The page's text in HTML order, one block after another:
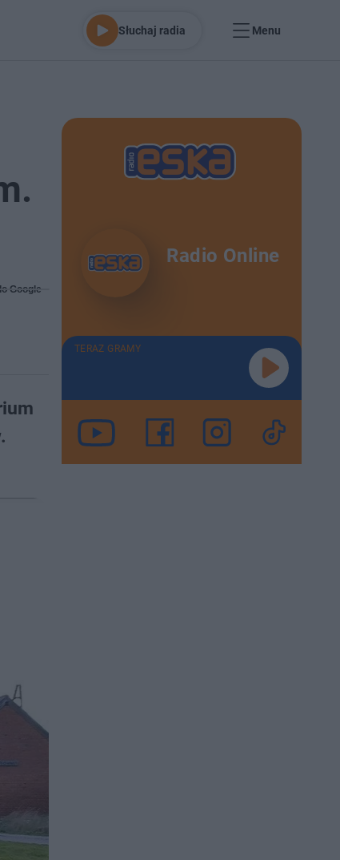
Słuchaj radia Menu
Google
Radio Online
TERAZ GRAMY